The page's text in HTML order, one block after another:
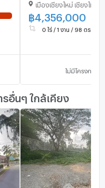
สนามบินเชียงใหม่
เมืองเชียงใหม่ เชียงใหม่
฿ 4,356,000
0 ไร่ / 1 งาน / 98 ตร.ว.
ไม่มีโครงการ
รอื่นๆ ใกล้เคียง